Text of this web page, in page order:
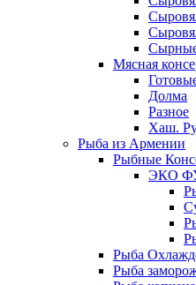
Мясная
Долма
Разное
Хаш.
Рыба из Армении
Рыбные
ЭКО
Рыба
Рыба